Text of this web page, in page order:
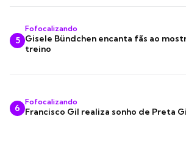
5
Fofocalizando
Gisele Bündchen encanta fãs ao
treino
6
Fofocalizando
Francisco Gil realiza sonho de Preta